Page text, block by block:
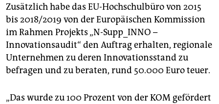
Zusätzlich habe das EU-Hochschulbüro von 2015
bis 2018/2019 von der Europäischen Kommission
im Rahmen Projekts „N-Supp_INNO –
Innovationsaudit“ den Auftrag erhalten, regionale
Unternehmen zu deren Innovationsstand zu
befragen und zu beraten, rund 50.000 Euro teuer.
„Das wurde zu 100 Prozent von der KOM gefördert